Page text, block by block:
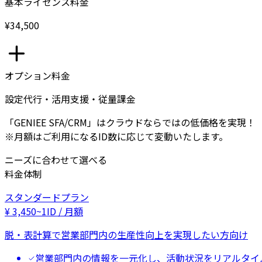
¥34,500
オプション料金
設定代行・活用支援・従量課金
「GENIEE SFA/CRM」はクラウドならではの低価格を実現！
※月額はご利用になるID数に応じて変動いたします。
ニーズに合わせて選べる
料金体制
スタンダードプラン
¥3,450~1ID / 月額
脱・表計算で営業部門内の生産性向上を実現したい方向け
営業部門内の情報を一元化し、活動状況をリアルタ